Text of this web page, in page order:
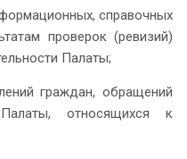
справочных
проверок (ревизий)
Палаты;
граждан, обращений
относящихся к